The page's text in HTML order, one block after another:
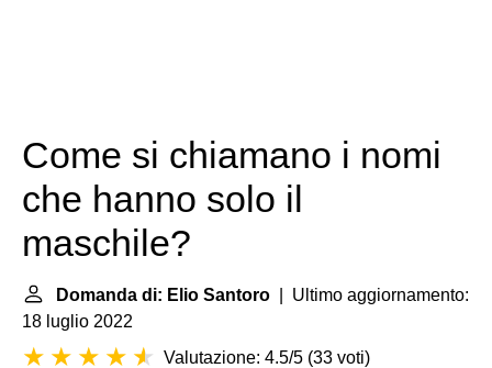
Come si chiamano i nomi
che hanno solo il
maschile?
Domanda di: Elio Santoro | Ultimo aggiornamento:
18 luglio 2022
Valutazione: 4.5/5 (33 voti)